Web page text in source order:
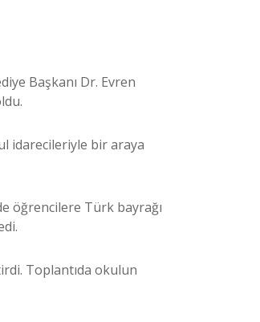
Başkanı Dr. Evren
idarecileriyle bir araya
öğrencilere Türk bayrağı
Toplantıda okulun